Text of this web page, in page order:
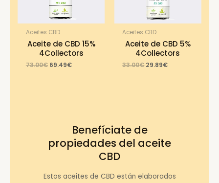
Aceites CBD
Aceite de CBD 15%
4Collectors
73.00€ Original
69.49€Current
Aceites CBD
Aceite de CBD 5%
4Collectors
33.00€ Original
29.89€Current
Benefíciate de
propiedades del aceite
CBD
Estos aceites de CBD están elaborados